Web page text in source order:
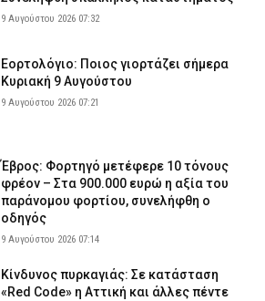
9 Αυγούστου 2026 07:32
Εορτολόγιο: Ποιος γιορτάζει σήμερα
Κυριακή 9 Αυγούστου
9 Αυγούστου 2026 07:21
Έβρος: Φορτηγό μετέφερε 10 τόνους
φρέον – Στα 900.000 ευρώ η αξία του
παράνομου φορτίου, συνελήφθη ο
οδηγός
9 Αυγούστου 2026 07:14
Κίνδυνος πυρκαγιάς: Σε κατάσταση
«Red Code» η Αττική και άλλες πέντε